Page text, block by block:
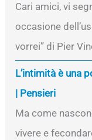
Cari amici, vi
occasione
vorrei” di Pier
L’intimità è una
| Pensieri
Ma come
vivere e